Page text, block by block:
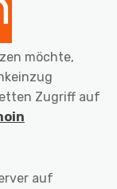
möchte,
Zugriff auf
auf